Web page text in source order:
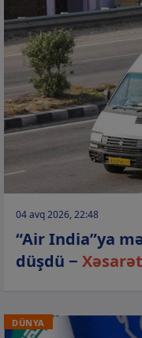
04 avq 2026, 22:48
“Air India”ya
düşdü −
DÜNYA